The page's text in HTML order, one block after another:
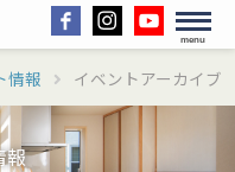
menu
情報 イベントアーカイブ
報